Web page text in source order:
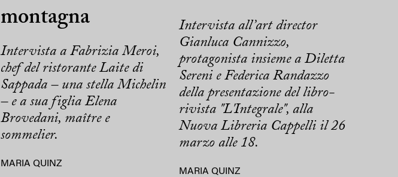
montagna
Intervista a Fabrizia Meroi,
chef del ristorante Laite di
Sappada – una stella Michelin
– e a sua figlia Elena
Brovedani, maître e
sommelier.
MARIA QUINZ
Intervista all’art director
Gianluca Cannizzo,
protagonista insieme a Diletta
Sereni e Federica Randazzo
della presentazione del libro-
rivista "L'Integrale", alla
Nuova Libreria Cappelli il 26
marzo alle 18.
MARIA QUINZ